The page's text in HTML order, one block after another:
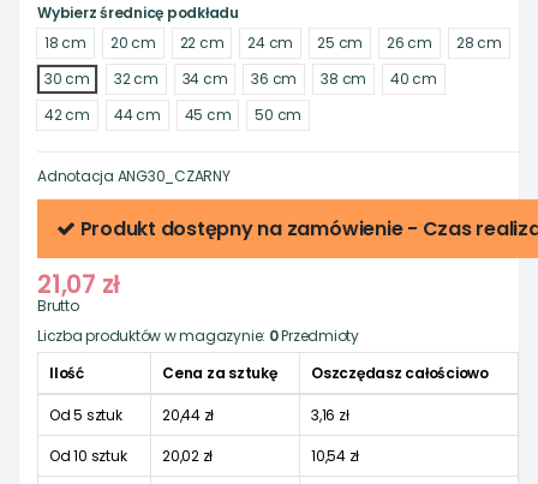
Wybierz średnicę podkładu
18 cm
20 cm 22 cm 24 cm 25 cm 26 cm
28 cm
30 cm
32 cm 34 cm 36 cm 38 cm
40 cm
42 cm
44 cm 45 cm 50 cm
Adnotacja ANG30_CZARNY
Produkt dostępny na zamówienie - Czas
21,07 zł
Brutto
Liczba produktów w magazynie: 0Przedmioty
Ilość
Cena za sztukę Oszczędasz całościowo
Od 5 sztuk 20,44 zł
3,16 zł
Od 10 sztuk
20,02 zł
10,54 zł